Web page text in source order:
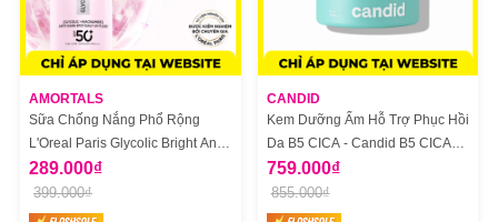
AMORTALS
Sữa Chống Nắng Phổ Rộng
L'Oreal Paris Glycolic Bright Anti
Dark Spot Mờ Thâm Nám 50ml
289.000₫
399.000₫
CANDID
Kem Dưỡng Ẩm Hỗ Trợ Phục Hồi
Da B5 CICA - Candid B5 CICA
Repair & Soothing Cream
759.000₫
855.000₫